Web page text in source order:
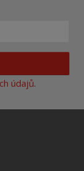
údajů.